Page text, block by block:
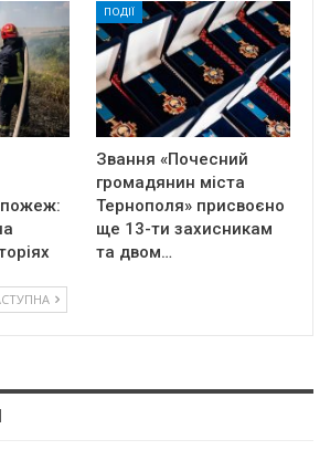
пожеж:
ПОДІЇ
Звання «Почесний
громадянин міста
Тернополя» присвоєно
ще 13-ти захисникам
та двом…